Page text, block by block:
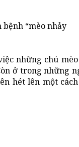
“mèo nhảy
những chú
ở trong những
hét lên một